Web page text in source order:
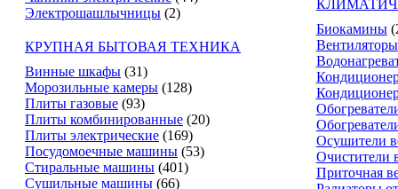
Электрошашлычницы (2)
КРУПНАЯ БЫТОВАЯ ТЕХНИКА
Винные шкафы (31)
Морозильные камеры (128)
Плиты газовые (93)
Плиты комбинированные (20)
Плиты электрические (169)
Посудомоечные машины (53)
Стиральные машины (401)
Сушильные машины (66)
Биокамины
Вентиляторы
Осушители
Очистители
Приточная